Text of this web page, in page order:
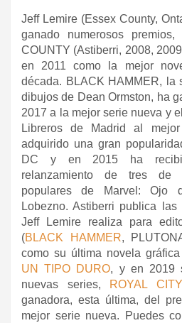
Jeff Lemire (Essex County,
ganado numerosos
COUNTY (Astiberri, 2008,
en 2011 como la mejor
década. BLACK HAMMER, la
dibujos de Dean Ormston, ha
2017 a la mejor serie nueva y
Libreros de Madrid al
adquirido una gran
DC y en 2015 ha
relanzamiento de tres de
populares de Marvel: Ojo
Lobezno. Astiberri publica
Jeff Lemire realiza para
(BLACK HAMMER,
como su última novela
UN TIPO DURO, y en 2019
nuevas series,
ROYAL CITY
ganadora, esta última, del
mejor serie nueva. Puedes